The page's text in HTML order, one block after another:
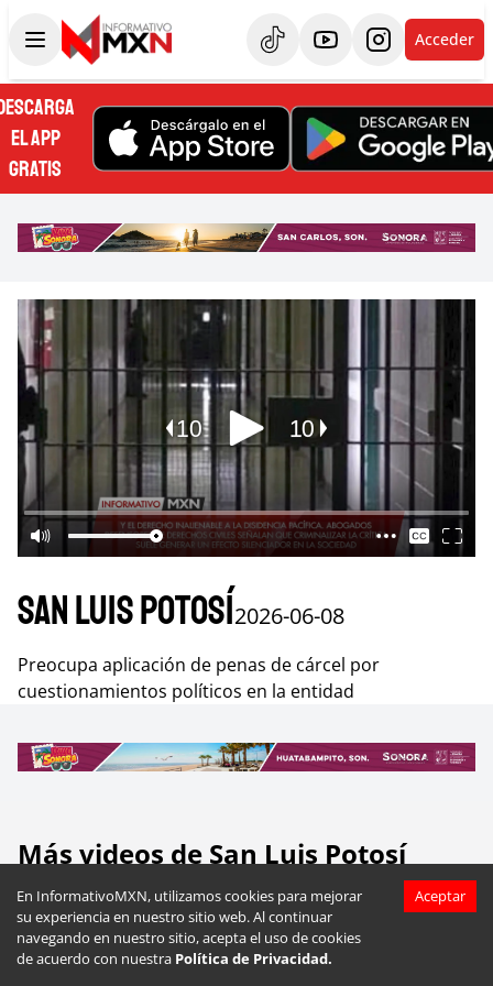
En InformativoMXN, utilizamos cookies para mejorar
su experiencia en nuestro sitio web. Al continuar
navegando en nuestro sitio, acepta el uso de cookies
de acuerdo con nuestra Política de Privacidad.
Aceptar
Acceder
EL APP
GRATIS
San Luis Potosí2026-06-08
Preocupa aplicación de penas de cárcel por
cuestionamientos políticos en la entidad
Más videos de San Luis Potosí